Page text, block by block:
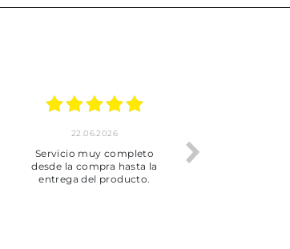
22.06.2026
Servicio muy completo
desde la compra hasta la
entrega del producto.